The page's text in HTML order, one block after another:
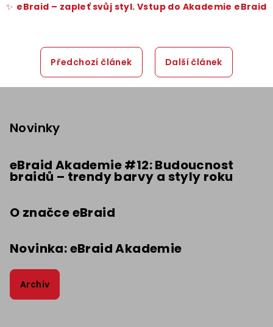
✨ eBraid – zapleť svůj styl. Vstup do Akademie eBraid
Předchozí článek Další článek
Novinky
eBraid Akademie #12: Budoucnost
braidů – trendy barvy a styly roku
O značce eBraid
Novinka: eBraid Akademie
Archiv